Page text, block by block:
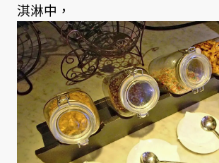
淇淋中，